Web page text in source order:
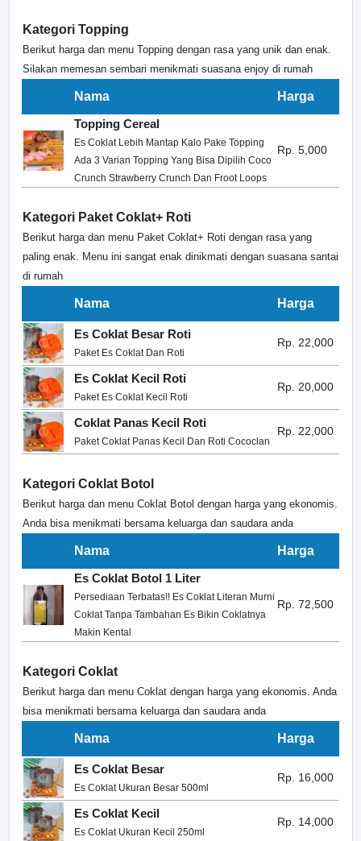
Kategori Topping
Berikut harga dan menu Topping dengan rasa yang unik dan enak.
Silakan memesan sembari menikmati suasana enjoy di rumah
Nama
Harga
Topping Cereal
Es Coklat Lebih Mantap Kalo Pake Topping
Ada 3 Varian Topping Yang Bisa Dipilih Coco
Crunch Strawberry Crunch Dan Froot Loops
Rp. 5,000
Kategori Paket Coklat+ Roti
Berikut harga dan menu Paket Coklat+ Roti dengan rasa yang
paling enak. Menu ini sangat enak dinikmati dengan suasana santai
di rumah
Nama Harga
Es Coklat Besar Roti
Paket Es Coklat Dan Roti
Rp. 22,000
Es Coklat Kecil Roti
Paket Es Coklat Kecil Roti
Rp. 20,000
Coklat Panas Kecil Roti
Paket Coklat Panas Kecil Dan Roti Cococlan
Rp. 22,000
Kategori Coklat Botol
Berikut harga dan menu Coklat Botol dengan harga yang ekonomis.
Anda bisa menikmati bersama keluarga dan saudara anda
Nama
Harga
Es Coklat Botol 1 Liter
Persediaan Terbatas!! Es Coklat Literan Murni
Coklat Tanpa Tambahan Es Bikin Coklatnya
Makin Kental
Rp. 72,500
Kategori Coklat
Berikut harga dan menu Coklat dengan harga yang ekonomis. Anda
bisa menikmati bersama keluarga dan saudara anda
Nama Harga
Es Coklat Besar
Es Coklat Ukuran Besar 500ml
Rp. 16,000
Es Coklat Kecil
Es Coklat Ukuran Kecil 250ml
Rp. 14,000